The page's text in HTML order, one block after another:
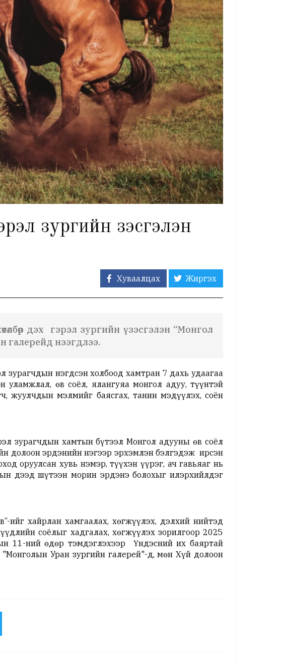
зургийн үзэсгэлэн
Хуваалцах Жиргэх
дэх гэрэл зургийн үзэсгэлэн “Монгол
галерейд нээгдлээ.
зурагчдын нэгдсэн холбоод хамтран 7 дахь удаагаа
уламжлал, өв соёл, ялангуяа монгол адуу, түүнтэй
жуулчдын мэлмийг баясгах, танин мэдүүлэх, соён
зурагчдын хамтын бүтээл Монгол адууны өв соёл
долоон эрдэнийн нэгээр эрхэмлэн бэлгэдэж ирсэн
оруулсан хувь нэмэр, түүхэн үүрэг, ач гавьяаг нь
дээд шүтээн морин эрдэнэ болохыг илэрхийлдэг
ийг хайрлан хамгаалах, хөгжүүлэх, дэлхий нийтэд
соёлыг хадгалах, хөгжүүлэх зорилгоор 2025
11-ний өдөр тэмдэглэхээр Үндэсний их баяртай
Уран зургийн галерей"-д, мөн Хүй долоон